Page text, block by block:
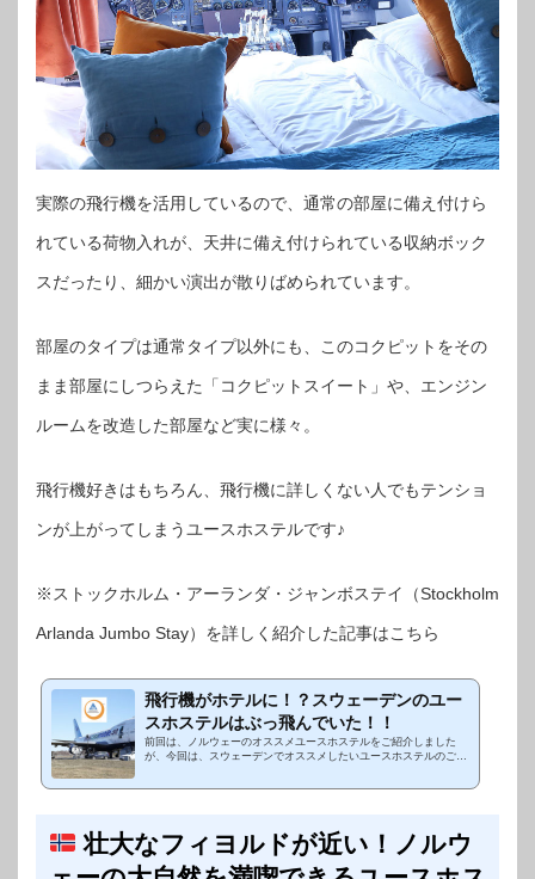
実際の飛行機を活用しているので、通常の部屋に備え付けら
れている荷物入れが、天井に備え付けられている収納ボック
スだったり、細かい演出が散りばめられています。
部屋のタイプは通常タイプ以外にも、このコクピットをその
まま部屋にしつらえた「コクピットスイート」や、エンジン
ルームを改造した部屋など実に様々。
飛行機好きはもちろん、飛行機に詳しくない人でもテンショ
ンが上がってしまうユースホステルです♪
※ストックホルム・アーランダ・ジャンボステイ（Stockholm
Arlanda Jumbo Stay）を詳しく紹介した記事はこちら
飛行機がホテルに！？スウェーデンのユー
スホステルはぶっ飛んでいた！！
前回は、ノルウェーのオススメユースホステルをご紹介しました
が、今回は、スウェーデンでオススメしたいユースホステルのご紹
壮大なフィヨルドが近い！ノルウ